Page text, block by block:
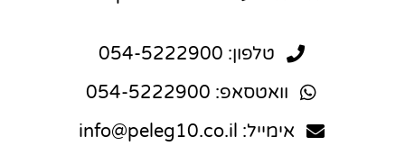
טלפון: 054-5222900
וואטסאפ: 054-5222900
אימייל: info@peleg10.co.il